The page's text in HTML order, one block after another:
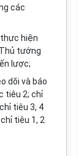
các
hiện
tướng
lược;
dõi và báo
tiêu 2; chỉ
tiêu 3, 4
tiêu 1, 2